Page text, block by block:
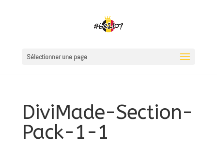
Sélectionner une page
DiviMade-Section-
Pack-1-1